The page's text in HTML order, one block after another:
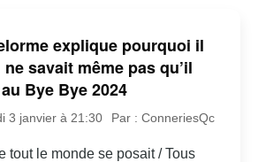
explique pourquoi il
savait même pas qu’il
Bye Bye 2024
3 janvier à 21:30 Par : ConneriesQc
tout le monde se posait / Tous